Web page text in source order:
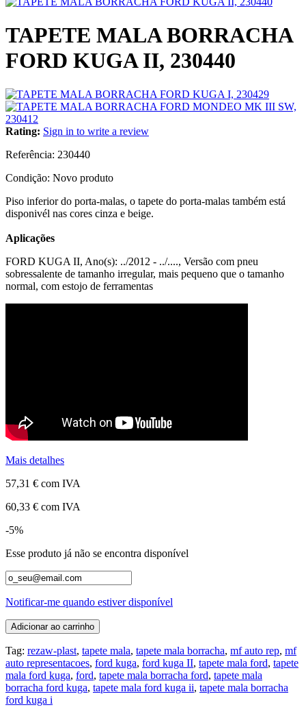
TAPETE MALA BORRACHA
FORD KUGA II, 230440
Rating: Sign in to write a review
Referência: 230440
Condição: Novo produto
Piso inferior do porta-malas, o tapete do porta-malas também está
disponivél nas cores cinza e beige.
Aplicações
FORD KUGA II, Ano(s): ../2012 - ../...., Versão com pneu
sobressalente de tamanho irregular, mais pequeno que o tamanho
normal, com estojo de ferramentas
Mais detalhes
57,31 € com IVA
60,33 € com IVA
-5%
Esse produto já não se encontra disponível
Notificar-me quando estiver disponível
Adicionar ao carrinho
Tag: rezaw-plast, tapete mala, tapete mala borracha, mf auto rep, mf
auto representacoes, ford kuga, ford kuga II, tapete mala ford, tapete
mala ford kuga, ford, tapete mala borracha ford, tapete mala
borracha ford kuga, tapete mala ford kuga ii, tapete mala borracha
ford kuga i